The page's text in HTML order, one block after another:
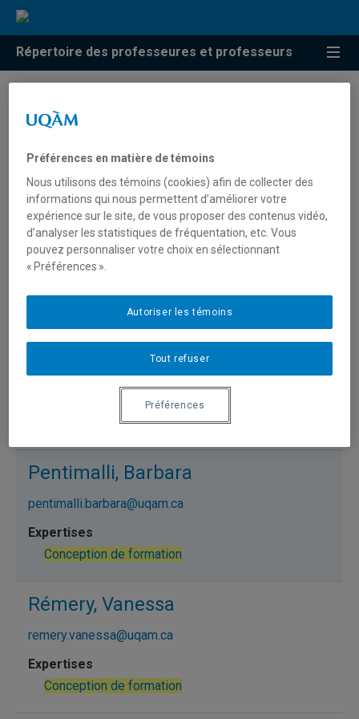
Répertoire des professeures et professeurs
Résultats de recherche pour
« Conception de formation »
Chatigny, Céline
chatigny.celine@uqam.ca
Ouellet, Sylvie
ouellet.sylvie@uqam.ca
Conception de formation
Pentimalli, Barbara
pentimalli.barbara@uqam.ca
Conception de formation
Rémery, Vanessa
remery.vanessa@uqam.ca
Conception de formation
Préférences en matière de témoins
Nous utilisons des témoins (cookies) afin de collecter des
informations qui nous permettent d’améliorer votre
expérience sur le site, de vous proposer des contenus vidéo,
d’analyser les statistiques de fréquentation, etc. Vous
pouvez personnaliser votre choix en sélectionnant
« Préférences ».
Tout refuser
Autoriser les témoins
Préférences